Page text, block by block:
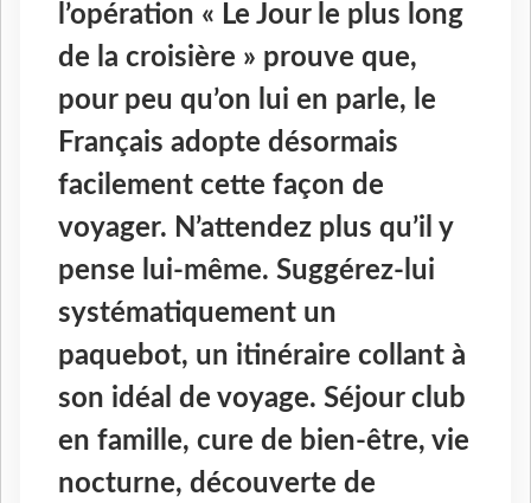
l’opération « Le Jour le plus long
de la croisière » prouve que,
pour peu qu’on lui en parle, le
Français adopte désormais
facilement cette façon de
voyager. N’attendez plus qu’il y
pense lui-même. Suggérez-lui
systématiquement un
paquebot, un itinéraire collant à
son idéal de voyage. Séjour club
en famille, cure de bien-être, vie
nocturne, découverte de